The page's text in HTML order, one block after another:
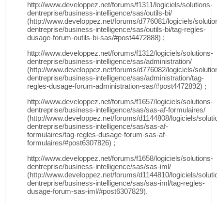
http://www.developpez.net/forums/f1311/logiciels/solutions-
dentreprise/business-intelligence/sas/outils-bi/
(http://www.developpez.net/forums/d776081/logiciels/
dentreprise/business-intelligence/sas/outils-bi/tag-regles-
dusage-forum-outils-bi-sas/#post4472888) ;
http://www.developpez.net/forums/f1312/logiciels/solutions-
dentreprise/business-intelligence/sas/administration/
(http://www.developpez.net/forums/d776082/logiciels/
dentreprise/business-intelligence/sas/administration/tag-
regles-dusage-forum-administration-sas/#post4472892) ;
http://www.developpez.net/forums/f1657/logiciels/solutions-
dentreprise/business-intelligence/sas/sas-af-formulaires/
(http://www.developpez.net/forums/d1144808/logiciels/
dentreprise/business-intelligence/sas/sas-af-
formulaires/tag-regles-dusage-forum-sas-af-
formulaires/#post6307826) ;
http://www.developpez.net/forums/f1658/logiciels/solutions-
dentreprise/business-intelligence/sas/sas-iml/
(http://www.developpez.net/forums/d1144810/logiciels/
dentreprise/business-intelligence/sas/sas-iml/tag-regles-
dusage-forum-sas-iml/#post6307829).